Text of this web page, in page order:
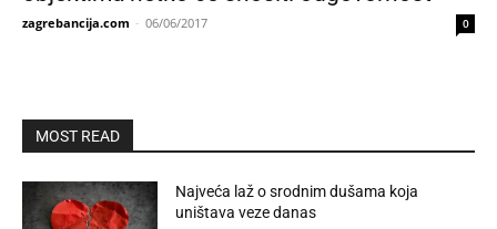
zagrebancija.com - 06/06/2017 0
MOST READ
Najveća laž o srodnim dušama koja
uništava veze danas